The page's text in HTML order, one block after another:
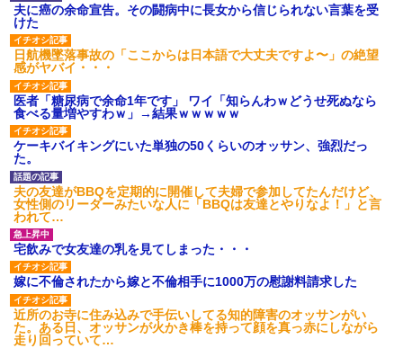
友人「酒の勢いで女先輩をホテルに連れ込んだｗｗｗｗｗ」俺
「…」
男だけどリベンジポノレノの被害者になって未だに人生が立ち直
せない
父が他界→父のフリン相手『どうか相続を放棄して下さい、昔の
ことは謝ります。ごめんなさい…』私「お子さんはフリン略奪婚
って知ってるの？」相手『 』結果→
ＤＮＡ検査『血縁関係０％』旦那「やっぱり托卵だったんだ…」
嫁「本当に身に覚えがない」「なにかの間違いだ！取り違え
だ！」→ 嫁「あっ」
小学生の妹が20代の弟とチューしてるのに、見て見ぬふりの親を
見てから実家を出た。それから15年、妹が弟の子を妊娠したらし
くもう堕胎できない月なんだと母から連絡がきた…｜生活｜ワロ
タあんてな
夫に癌の余命宣告。その闘病中に長女から信じられない言葉を受
けた
日航機墜落事故の「ここからは日本語で大丈夫ですよ〜」の絶望
感がヤバイ・・・
医者「糖尿病で余命1年です」 ワイ「知らんわｗどうせ死ぬなら
食べる量増やすわｗ」→結果ｗｗｗｗｗ
ケーキバイキングにいた単独の50くらいのオッサン、強烈だっ
た。
夫の友達がBBQを定期的に開催して夫婦で参加してたんだけど、
女性側のリーダーみたいな人に「BBQは友達とやりなよ！」と言
われて…
宅飲みで女友達の乳を見てしまった・・・
嫁に不倫されたから嫁と不倫相手に1000万の慰謝料請求した
近所のお寺に住み込みで手伝いしてる知的障害のオッサンがい
た。ある日、オッサンが火かき棒を持って顔を真っ赤にしながら
走り回っていて…